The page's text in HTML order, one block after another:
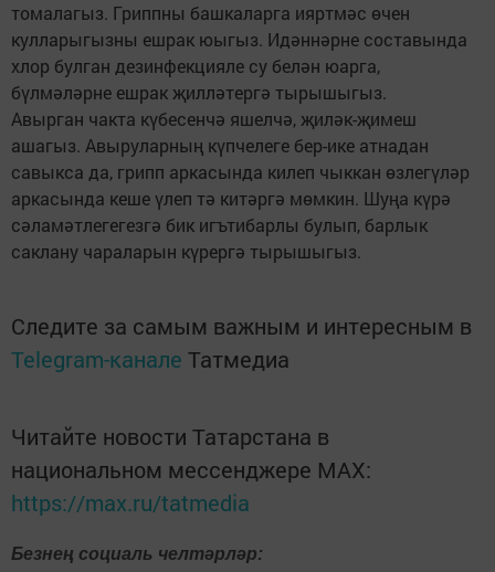
томалагыз. Гриппны башкаларга ияртмәс өчен
кулларыгызны ешрак юыгыз. Идәннәрне составында
хлор булган дезинфекцияле су белән юарга,
бүлмәләрне ешрак җилләтергә тырышыгыз.
Авырган чакта күбесенчә яшелчә, җиләк-җимеш
ашагыз. Авыруларның күпчелеге бер-ике атнадан
савыкса да, грипп аркасында килеп чыккан өзлегүләр
аркасында кеше үлеп тә китәргә мөмкин. Шуңа күрә
сәламәтлегегезгә бик игътибарлы булып, барлык
саклану чараларын күрергә тырышыгыз.
Следите за самым важным и интересным в
Telegram-канале Татмедиа
Читайте новости Татарстана в
национальном мессенджере MАХ:
https://max.ru/tatmedia
Безнең социаль челтәрләр: